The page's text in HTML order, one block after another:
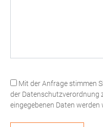
Mit der Anfrage stimmen
der Datenschutzverordnung
eingegebenen Daten